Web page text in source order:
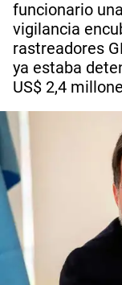
funcionario
vigilancia
rastreadores
ya estaba
US$ 2,4